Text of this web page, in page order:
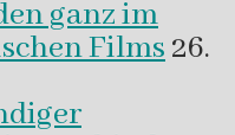
ganz im
Films26.